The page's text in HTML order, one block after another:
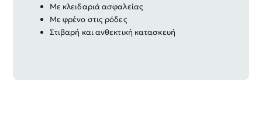
Με κλειδαριά ασφαλείας
Με φρένο στις ρόδες
Στιβαρή και ανθεκτική κατασκευή